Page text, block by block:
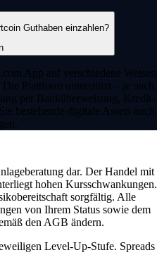
Guthaben einzahlen?
App auf verschiedene Weisen
Plattform unterstützt – je nach
per Banküberweisung, Kredit-
bestehende digitale Assets auch
dar. Der Handel mit
hohen Kursschwankungen.
sorgfältig. Alle
von Ihrem Status sowie dem
den AGB ändern.
Level-Up-Stufe. Spreads